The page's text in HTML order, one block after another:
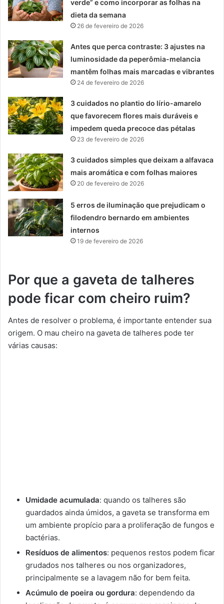
verde” e como incorporar as folhas na
dieta da semana
26 de fevereiro de 2026
Antes que perca contraste: 3 ajustes na
luminosidade da peperômia-melancia
mantêm folhas mais marcadas e vibrantes
24 de fevereiro de 2026
3 cuidados no plantio do lírio-amarelo
que favorecem flores mais duráveis e
impedem queda precoce das pétalas
23 de fevereiro de 2026
3 cuidados simples que deixam a alfavaca
mais aromática e com folhas maiores
20 de fevereiro de 2026
5 erros de iluminação que prejudicam o
filodendro bernardo em ambientes
internos
19 de fevereiro de 2026
Por que a gaveta de talheres
pode ficar com cheiro ruim?
Antes de resolver o problema, é importante entender sua
origem. O mau cheiro na gaveta de talheres pode ter
várias causas:
Umidade acumulada: quando os talheres são
guardados ainda úmidos, a gaveta se transforma em
um ambiente propício para a proliferação de fungos e
bactérias.
Resíduos de alimentos: pequenos restos podem ficar
grudados nos talheres ou nos organizadores,
principalmente se a lavagem não for bem feita.
Acúmulo de poeira ou gordura: dependendo da